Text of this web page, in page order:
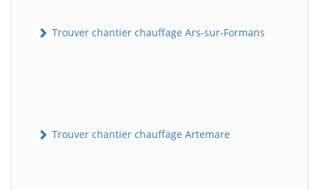
Trouver chantier chauffage Ars-sur-Formans
Trouver chantier chauffage Artemare